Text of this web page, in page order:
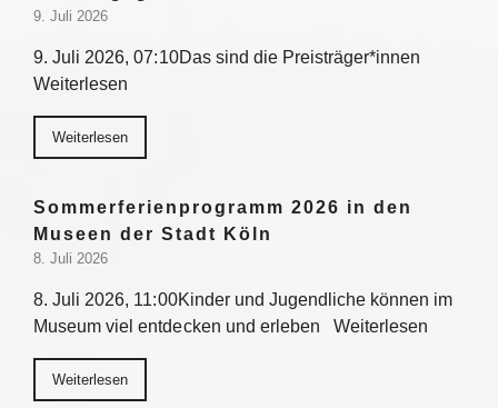
9. Juli 2026
9. Juli 2026, 07:10Das sind die Preisträger*innen
Weiterlesen
Weiterlesen
Sommerferienprogramm 2026 in den
Museen der Stadt Köln
8. Juli 2026
8. Juli 2026, 11:00Kinder und Jugendliche können im
Museum viel entdecken und erleben Weiterlesen
Weiterlesen